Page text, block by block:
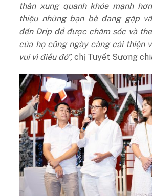
thân xung quanh khỏe mạnh
thiệu những bạn bè đang gặp
đến Drip để được chăm sóc và
của họ cũng ngày càng cải thiện
vui vì điều đó”, chị Tuyết Sương